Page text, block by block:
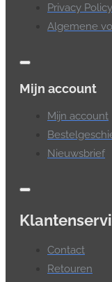
Privacy Policy
Algemene
Mijn account
Mijn account
Nieuwsbrief
Contact
Retouren